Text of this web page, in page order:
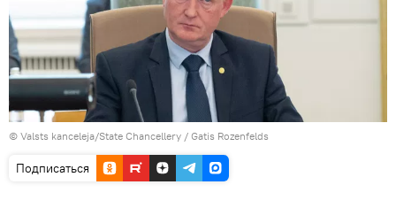
© Valsts kanceleja/State Chancellery / Gatis Rozenfelds
Подписаться